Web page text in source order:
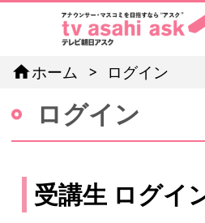
homeホーム ログイン
ログイン
受講生 ログイ